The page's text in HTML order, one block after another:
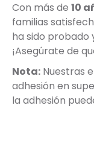
Con más de 10
familias
ha sido
¡Asegúrate de
Nota: Nuestras
adhesión en
la adhesión